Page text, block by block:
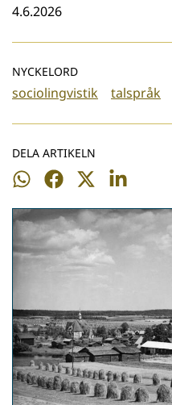
4.6.2026
NYCKELORD
sociolingvistik talspråk
DELA ARTIKELN
Dela
WhatsApp
Dela
Facebook
Dela
Twitter
Dela
LinkedIn